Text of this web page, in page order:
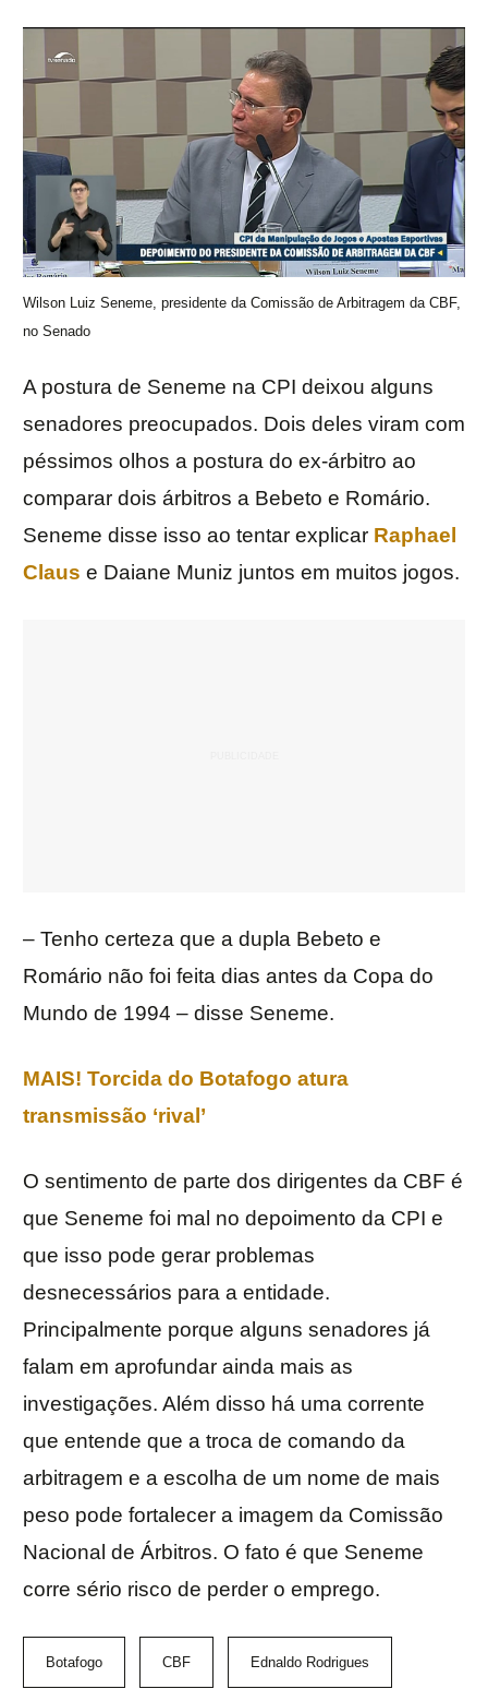
Wilson Luiz Seneme, presidente da Comissão de Arbitragem da CBF,
no Senado
A postura de Seneme na CPI deixou alguns
senadores preocupados. Dois deles viram com
péssimos olhos a postura do ex-árbitro ao
comparar dois árbitros a Bebeto e Romário.
Seneme disse isso ao tentar explicar Raphael
Claus e Daiane Muniz juntos em muitos jogos.
– Tenho certeza que a dupla Bebeto e
Romário não foi feita dias antes da Copa do
Mundo de 1994 – disse Seneme.
MAIS! Torcida do Botafogo atura
transmissão ‘rival’
O sentimento de parte dos dirigentes da CBF é
que Seneme foi mal no depoimento da CPI e
que isso pode gerar problemas
desnecessários para a entidade.
Principalmente porque alguns senadores já
falam em aprofundar ainda mais as
investigações. Além disso há uma corrente
que entende que a troca de comando da
arbitragem e a escolha de um nome de mais
peso pode fortalecer a imagem da Comissão
Nacional de Árbitros. O fato é que Seneme
corre sério risco de perder o emprego.
Botafogo CBF Ednaldo Rodrigues